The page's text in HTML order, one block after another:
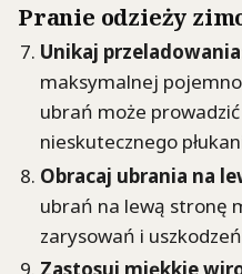
Pranie odzieży
Unikaj przeladowania
maksymalnej
ubrań może
nieskutecznego
Obracaj ubrania na
ubrań na lewą stronę
zarysowań i
Zastosuj miękkie